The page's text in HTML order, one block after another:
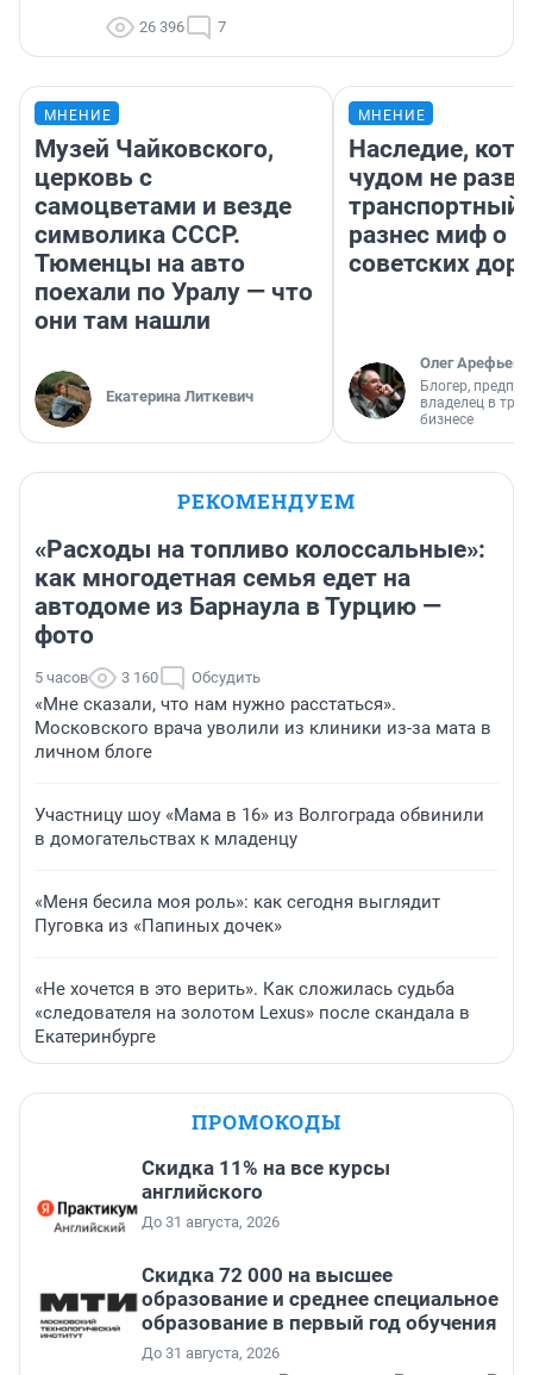
26 396 7
МНЕНИЕ
Музей Чайковского,
церковь с
самоцветами и везде
символика СССР.
Тюменцы на авто
поехали по Уралу — что
они там нашли
Екатерина Литкевич
МНЕНИЕ
Наследие,
чудом не
транспортный
разнес миф о
советских
Олег Арефьев
Блогер,
владелец в
бизнесе
РЕКОМЕНДУЕМ
«Расходы на топливо колоссальные»:
как многодетная семья едет на
автодоме из Барнаула в Турцию —
фото
5 часов 3 160 Обсудить
«Мне сказали, что нам нужно расстаться».
Московского врача уволили из клиники из-за мата в
личном блоге
Участницу шоу «Мама в 16» из Волгограда обвинили
в домогательствах к младенцу
«Меня бесила моя роль»: как сегодня выглядит
Пуговка из «Папиных дочек»
«Не хочется в это верить». Как сложилась судьба
«следователя на золотом Lexus» после скандала в
Екатеринбурге
ПРОМОКОДЫ
Скидка 11% на все курсы
английского
До 31 августа, 2026
Скидка 72 000 на высшее
образование и среднее специальное
образование в первый год обучения
До 31 августа, 2026